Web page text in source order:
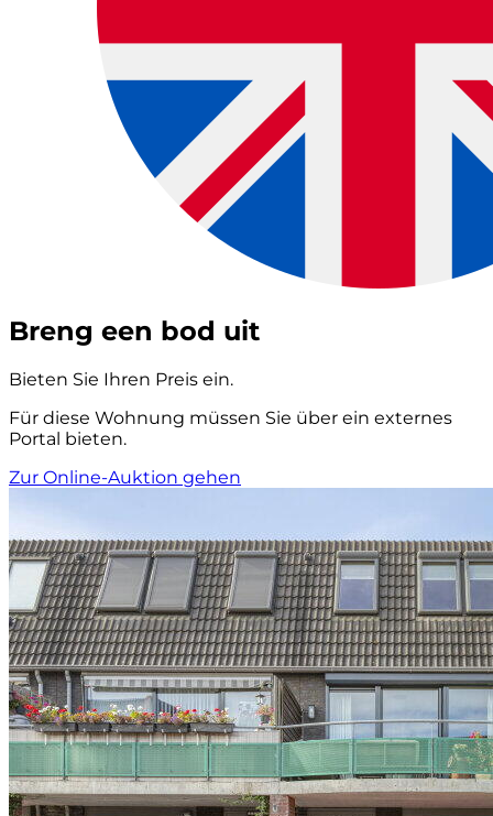
Breng een bod uit
Bieten Sie Ihren Preis ein.
Für diese Wohnung müssen Sie über ein externes
Portal bieten.
Zur Online-Auktion gehen